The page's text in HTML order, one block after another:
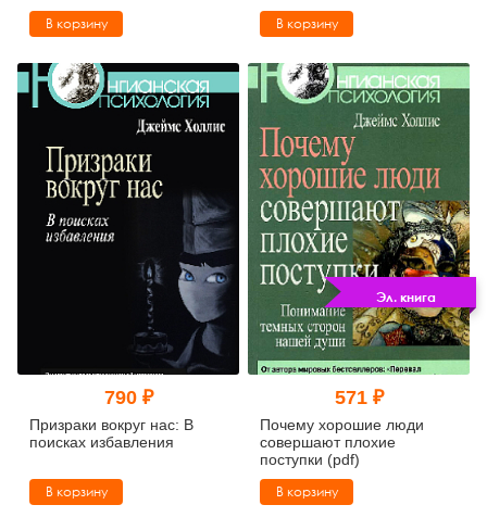
настоящему взрослым
В корзину В корзину
790 ₽
Призраки вокруг нас: В
поисках избавления
В корзину
Эл. книга
571 ₽
Почему хорошие люди
совершают плохие
поступки (pdf)
В корзину